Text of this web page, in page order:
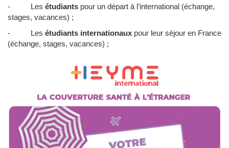
- Les étudiants pour un départ à l’international (échange,
stages, vacances) ;
- Les étudiants internationaux pour leur séjour en France
(échange, stages, vacances) ;